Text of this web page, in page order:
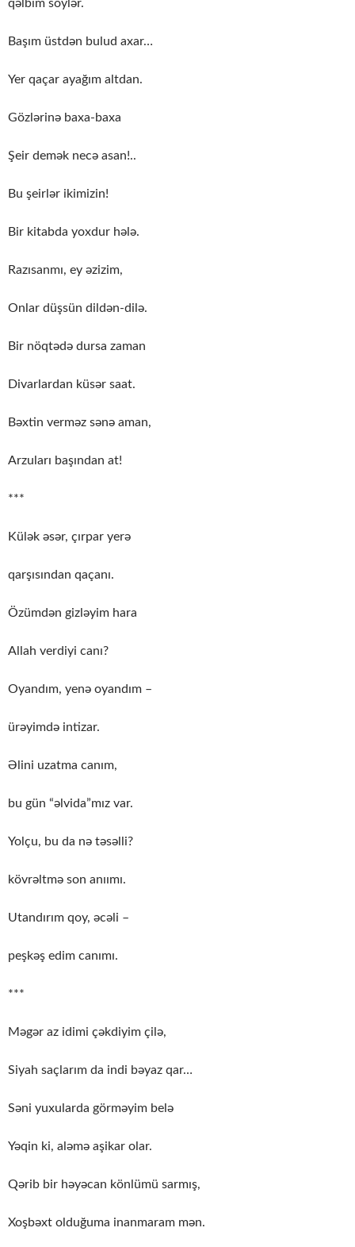
qəlbim söylər.
Başım üstdən bulud axar…
Yer qaçar ayağım altdan.
Gözlərinə baxa-baxa
Şeir demək necə asan!..
Bu şeirlər ikimizin!
Bir kitabda yoxdur hələ.
Razısanmı, ey əzizim,
Onlar düşsün dildən-dilə.
Bir nöqtədə dursa zaman
Divarlardan küsər saat.
Bəxtin verməz sənə aman,
Arzuları başından at!
***
Külək əsər, çırpar yerə
qarşısından qaçanı.
Özümdən gizləyim hara
Allah verdiyi canı?
Oyandım, yenə oyandım –
ürəyimdə intizar.
Əlini uzatma canım,
bu gün “əlvida”mız var.
Yolçu, bu da nə təsəlli?
kövrəltmə son anıımı.
Utandırım qoy, əcəli –
peşkəş edim canımı.
***
Məgər az idimi çəkdiyim çilə,
Siyah saçlarım da indi bəyaz qar…
Səni yuxularda görməyim belə
Yəqin ki, aləmə aşikar olar.
Qərib bir həyəcan könlümü sarmış,
Xoşbəxt olduğuma inanmaram mən.